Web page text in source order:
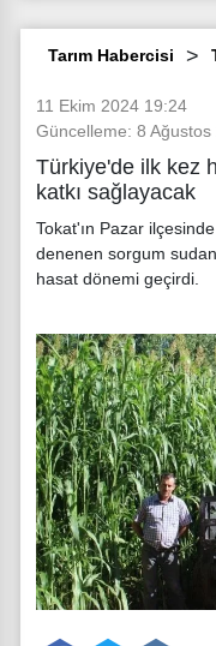
Tarım Habercisi
11 Ekim 2024 19:24
Güncelleme: 8
Türkiye'de ilk kez
katkı sağlayacak
Tokat'ın Pazar
denenen sorgum
hasat dönemi geçirdi.